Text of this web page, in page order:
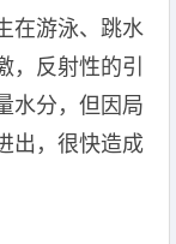
在游泳、跳水
，反射性的引
水分，但因局
出，很快造成